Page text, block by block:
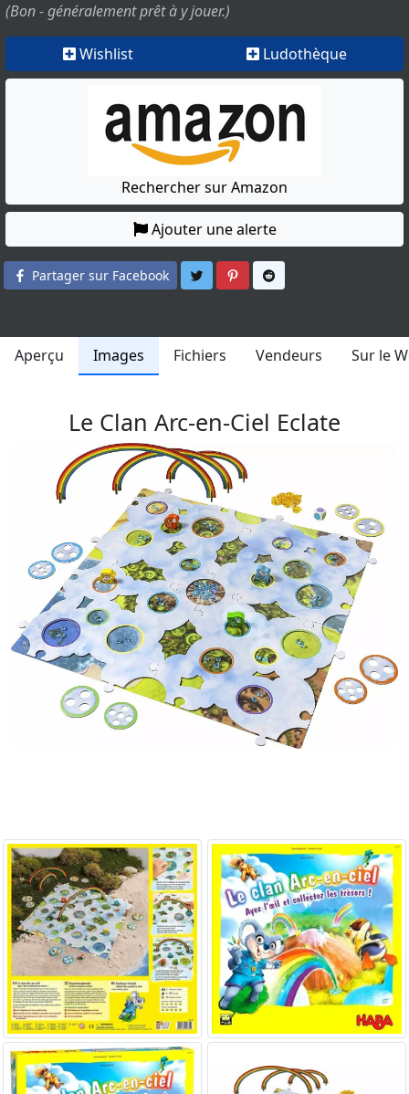
(Bon - généralement prêt à y jouer.)
Wishlist Ludothèque
Rechercher sur Amazon
Ajouter une alerte
Partager sur Facebook Partager sur Twitter
Partager sur Pinterest
Aperçu Images Fichiers Vendeurs Sur le
Le Clan Arc-en-Ciel Eclate